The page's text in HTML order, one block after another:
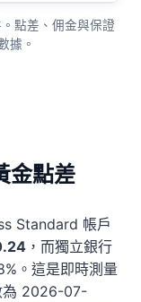
點差、佣金與保證
據。
金點差
Standard 帳戶
，而獨立銀行
。這是即時測量
為 2026-07-